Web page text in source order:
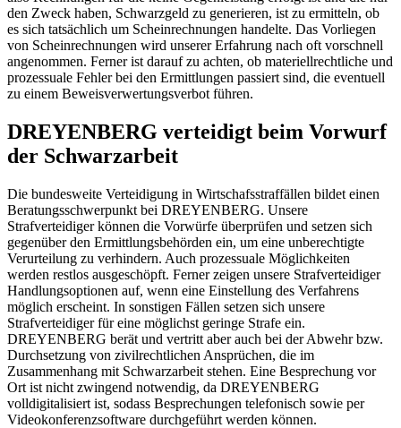
den Zweck haben, Schwarzgeld zu generieren, ist zu ermitteln, ob
es sich tatsächlich um Scheinrechnungen handelte. Das Vorliegen
von Scheinrechnungen wird unserer Erfahrung nach oft vorschnell
angenommen. Ferner ist darauf zu achten, ob materiellrechtliche und
prozessuale Fehler bei den Ermittlungen passiert sind, die eventuell
zu einem Beweisverwertungsverbot führen.
DREYENBERG verteidigt beim Vorwurf
der Schwarzarbeit
Die bundesweite Verteidigung in Wirtschafsstraffällen bildet einen
Beratungsschwerpunkt bei DREYENBERG. Unsere
Strafverteidiger können die Vorwürfe überprüfen und setzen sich
gegenüber den Ermittlungsbehörden ein, um eine unberechtigte
Verurteilung zu verhindern. Auch prozessuale Möglichkeiten
werden restlos ausgeschöpft. Ferner zeigen unsere Strafverteidiger
Handlungsoptionen auf, wenn eine Einstellung des Verfahrens
möglich erscheint. In sonstigen Fällen setzen sich unsere
Strafverteidiger für eine möglichst geringe Strafe ein.
DREYENBERG berät und vertritt aber auch bei der Abwehr bzw.
Durchsetzung von zivilrechtlichen Ansprüchen, die im
Zusammenhang mit Schwarzarbeit stehen. Eine Besprechung vor
Ort ist nicht zwingend notwendig, da DREYENBERG
volldigitalisiert ist, sodass Besprechungen telefonisch sowie per
Videokonferenzsoftware durchgeführt werden können.